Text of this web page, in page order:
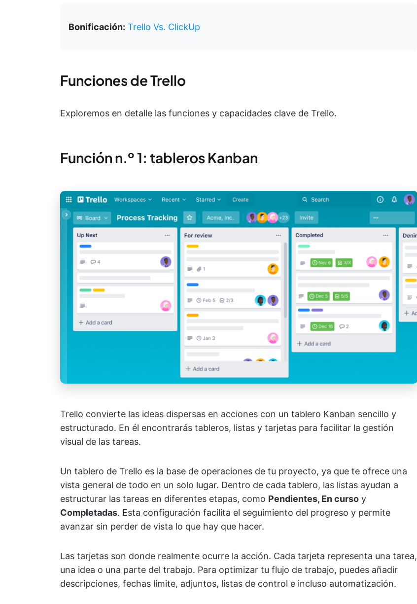
Bonificación: Trello Vs. ClickUp
Funciones de Trello
Exploremos en detalle las funciones y capacidades clave de Trello.
Función n.º 1: tableros Kanban
Trello convierte las ideas dispersas en acciones con un tablero Kanban sencillo y
estructurado. En él encontrarás tableros, listas y tarjetas para facilitar la gestión
visual de las tareas.
Un tablero de Trello es la base de operaciones de tu proyecto, ya que te ofrece una
vista general de todo en un solo lugar. Dentro de cada tablero, las listas ayudan a
estructurar las tareas en diferentes etapas, como Pendientes, En curso y
Completadas. Esta configuración facilita el seguimiento del progreso y permite
avanzar sin perder de vista lo que hay que hacer.
Las tarjetas son donde realmente ocurre la acción. Cada tarjeta representa una tarea,
una idea o una parte del trabajo. Para optimizar tu flujo de trabajo, puedes añadir
descripciones, fechas límite, adjuntos, listas de control e incluso automatización.